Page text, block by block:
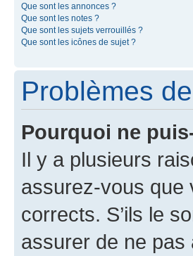
Que sont les annonces ?
Que sont les notes ?
Que sont les sujets verrouillés ?
Que sont les icônes de sujet ?
Problèmes
Pourquoi ne
Il y a plusieurs
assurez-vous que
corrects. S’ils le
assurer de ne pas